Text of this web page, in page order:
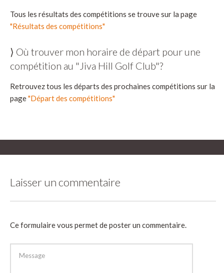
Tous les résultats des compétitions se trouve sur la page
"Résultats des compétitions"
⟩ Où trouver mon horaire de départ pour une
compétition au "Jiva Hill Golf Club"?
Retrouvez tous les départs des prochaines compétitions sur la
page"Départ des compétitions"
Laisser un commentaire
Ce formulaire vous permet de poster un commentaire.